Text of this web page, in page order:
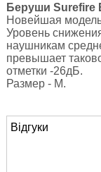
Беруши Surefire
Новейшая
Уровень
наушникам
превышает
отметки -26дБ.
Размер - M.
Відгуки